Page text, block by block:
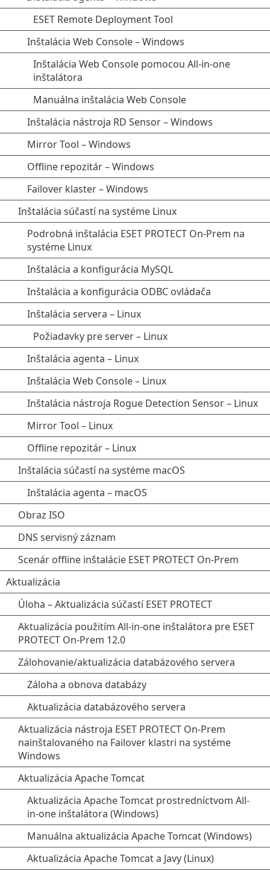
ESET Remote Deployment Tool
Inštalácia Web Console – Windows
Inštalácia Web Console pomocou All-in-one
inštalátora
Manuálna inštalácia Web Console
Inštalácia nástroja RD Sensor – Windows
Mirror Tool – Windows
Offline repozitár – Windows
Failover klaster – Windows
Inštalácia súčastí na systéme Linux
Podrobná inštalácia ESET PROTECT On-Prem na
systéme Linux
Inštalácia a konfigurácia MySQL
Inštalácia a konfigurácia ODBC ovládača
Inštalácia servera – Linux
Požiadavky pre server – Linux
Inštalácia agenta – Linux
Inštalácia Web Console – Linux
Inštalácia nástroja Rogue Detection Sensor – Linux
Mirror Tool – Linux
Offline repozitár – Linux
Inštalácia súčastí na systéme macOS
Inštalácia agenta – macOS
Obraz ISO
DNS servisný záznam
Scenár offline inštalácie ESET PROTECT On-Prem
Aktualizácia
Úloha – Aktualizácia súčastí ESET PROTECT
Aktualizácia použitím All-in-one inštalátora pre ESET
PROTECT On-Prem 12.0
Zálohovanie/aktualizácia databázového servera
Záloha a obnova databázy
Aktualizácia databázového servera
Aktualizácia nástroja ESET PROTECT On-Prem
nainštalovaného na Failover klastri na systéme
Windows
Aktualizácia Apache Tomcat
Aktualizácia Apache Tomcat prostredníctvom All-
in-one inštalátora (Windows)
Manuálna aktualizácia Apache Tomcat (Windows)
Aktualizácia Apache Tomcat a Javy (Linux)